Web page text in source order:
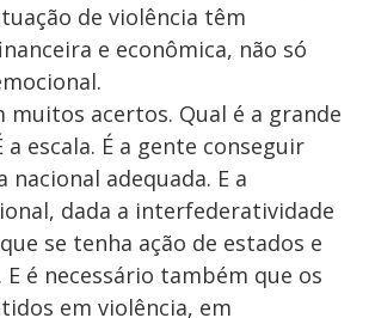
de violência têm
e econômica, não só
muitos acertos. Qual é a grande
a escala. É a gente conseguir
adequada. E a
dada a interfederatividade
se tenha ação de estados e
é necessário também que os
em violência, em